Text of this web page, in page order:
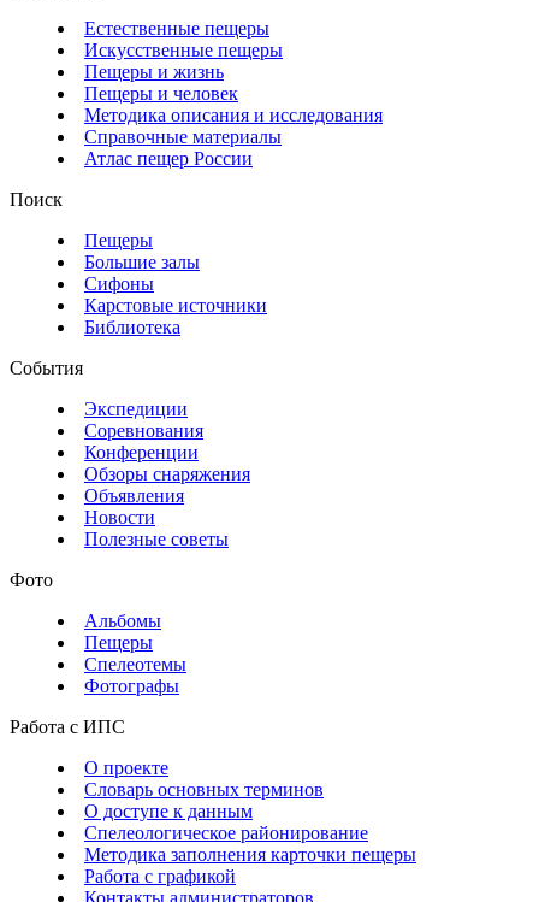
Естественные пещеры
Искусственные пещеры
Пещеры и жизнь
Пещеры и человек
Методика описания и исследования
Справочные материалы
Атлас пещер России
Поиск
Пещеры
Большие залы
Сифоны
Карстовые источники
Библиотека
События
Экспедиции
Соревнования
Конференции
Обзоры снаряжения
Объявления
Новости
Полезные советы
Фото
Альбомы
Пещеры
Спелеотемы
Фотографы
Работа с ИПС
О проекте
Словарь основных терминов
О доступе к данным
Спелеологическое районирование
Методика заполнения карточки пещеры
Работа с графикой